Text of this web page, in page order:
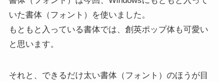
いた書体（フォント）を使いました。
もともと入っている書体では、創英ポップ体も可愛い
と思います。
それと、できるだけ太い書体（フォント）のほうが目